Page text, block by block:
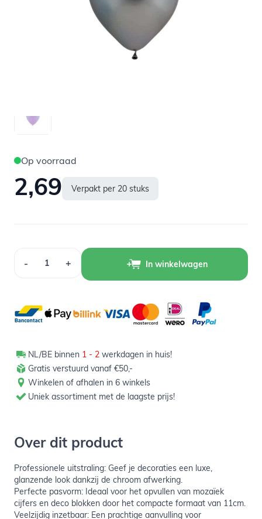
Op voorraad
2,69 Verpakt per 20 stuks
- + In winkelwagen
NL/BE binnen 1 - 2 werkdagen in huis!
Gratis verstuurd vanaf €50,-
Winkelen of afhalen in 6 winkels
Uniek assortiment met de laagste prijs!
Over dit product
Professionele uitstraling: Geef je decoraties een luxe,
glanzende look dankzij de chroom afwerking.
Perfecte pasvorm: Ideaal voor het opvullen van mozaïek
cijfers en deco blokken door het compacte formaat van 11cm.
Veelzijdig inzetbaar: Een prachtige aanvulling voor